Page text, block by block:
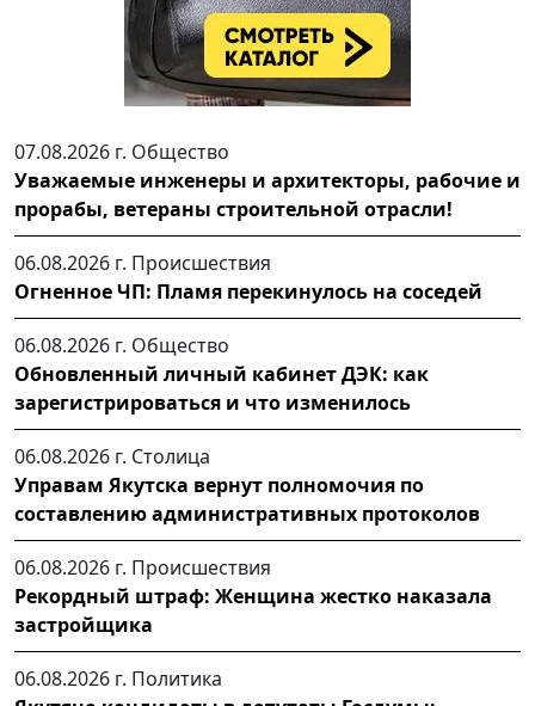
07.08.2026 г. Общество
Уважаемые инженеры и архитекторы, рабочие и
прорабы, ветераны строительной отрасли!
06.08.2026 г. Происшествия
Огненное ЧП: Пламя перекинулось на соседей
06.08.2026 г. Общество
Обновленный личный кабинет ДЭК: как
зарегистрироваться и что изменилось
06.08.2026 г. Столица
Управам Якутска вернут полномочия по
составлению административных протоколов
06.08.2026 г. Происшествия
Рекордный штраф: Женщина жестко наказала
застройщика
06.08.2026 г. Политика